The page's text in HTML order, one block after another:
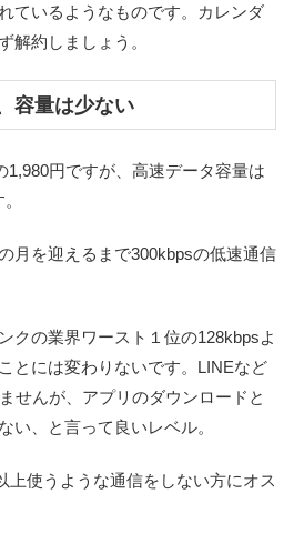
ているようなものです。カレンダ
解約しましょう。
容量は少ない
1,980円ですが、高速データ容量は
月を迎えるまで300kbpsの低速通信
クの業界ワースト１位の128kbpsよ
とには変わりないです。LINEなど
せんが、アプリのダウンロードと
い、と言って良いレベル。
上使うような通信をしない方にオス